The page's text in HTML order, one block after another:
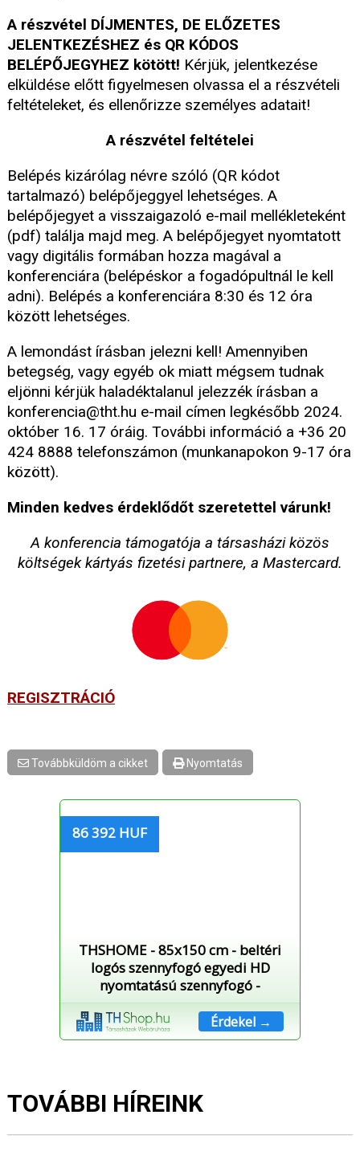
A részvétel DÍJMENTES, DE ELŐZETES
JELENTKEZÉSHEZ és QR KÓDOS
BELÉPŐJEGYHEZ kötött! Kérjük, jelentkezése
elküldése előtt figyelmesen olvassa el a részvételi
feltételeket, és ellenőrizze személyes adatait!
A részvétel feltételei
Belépés kizárólag névre szóló (QR kódot
tartalmazó) belépőjeggyel lehetséges. A
belépőjegyet a visszaigazoló e-mail mellékleteként
(pdf) találja majd meg. A belépőjegyet nyomtatott
vagy digitális formában hozza magával a
konferenciára (belépéskor a fogadópultnál le kell
adni). Belépés a konferenciára 8:30 és 12 óra
között lehetséges.
A lemondást írásban jelezni kell! Amennyiben
betegség, vagy egyéb ok miatt mégsem tudnak
eljönni kérjük haladéktalanul jelezzék írásban a
konferencia@tht.hu e-mail címen legkésőbb 2024.
október 16. 17 óráig. További információ a +36 20
424 8888 telefonszámon (munkanapokon 9-17 óra
között).
Minden kedves érdeklődőt szeretettel várunk!
A konferencia támogatója a társasházi közös
költségek kártyás fizetési partnere, a Mastercard.
REGISZTRÁCIÓ
Továbbküldöm a cikket Nyomtatás
86 392 HUF
THSHOME - 85x150 cm - beltéri
logós szennyfogó egyedi HD
nyomtatású szennyfogó -
Érdekel →
TOVÁBBI HÍREINK